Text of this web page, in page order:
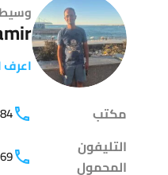
اعرف
مكتب
التليفون
المحمول